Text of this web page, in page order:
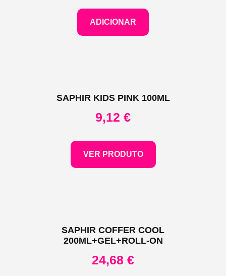
ADICIONAR
SAPHIR KIDS PINK 100ML
9,12 €
VER PRODUTO
SAPHIR COFFER COOL
200ML+GEL+ROLL-ON
24,68 €